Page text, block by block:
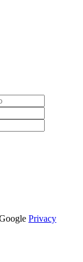
Privacy